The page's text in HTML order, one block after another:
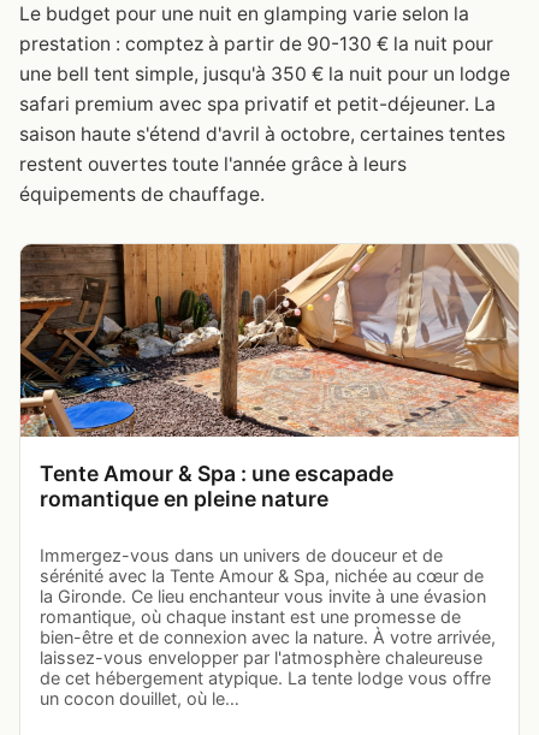
Le budget pour une nuit en glamping varie selon la
prestation : comptez à partir de 90-130 € la nuit pour
une bell tent simple, jusqu'à 350 € la nuit pour un lodge
safari premium avec spa privatif et petit-déjeuner. La
saison haute s'étend d'avril à octobre, certaines tentes
restent ouvertes toute l'année grâce à leurs
équipements de chauffage.
Tente Amour & Spa : une escapade
romantique en pleine nature
Immergez-vous dans un univers de douceur et de
sérénité avec la Tente Amour & Spa, nichée au cœur de
la Gironde. Ce lieu enchanteur vous invite à une évasion
romantique, où chaque instant est une promesse de
bien-être et de connexion avec la nature. À votre arrivée,
laissez-vous envelopper par l'atmosphère chaleureuse
de cet hébergement atypique. La tente lodge vous offre
un cocon douillet, où le…